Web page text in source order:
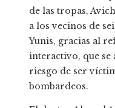
de las tropas,
a los vecinos de
Yunis, gracias al
interactivo, que se
riesgo de ser
bombardeos.